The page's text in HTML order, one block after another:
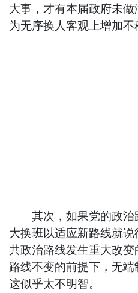
大事，才有本届政府未
为无序换人客观上增加不
其次，如果党的政治
大换班以适应新路线就
共政治路线发生重大改
路线不变的前提下，无端
这似乎太不明智。